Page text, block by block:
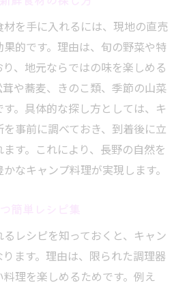
を手に入れるには、現地の直売
的です。理由は、旬の野菜や特
、地元ならではの味を楽しめる
や蕎麦、きのこ類、季節の山菜
。具体的な探し方としては、キ
事前に調べておき、到着後に立
す。これにより、長野の自然を
なキャンプ料理が実現します。
レシピを知っておくと、キャン
ます。理由は、限られた調理器
理を楽しめるためです。例え